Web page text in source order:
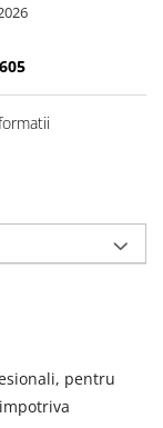
pentru